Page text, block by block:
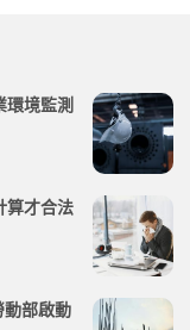
境監測
算才合法
動部啟動